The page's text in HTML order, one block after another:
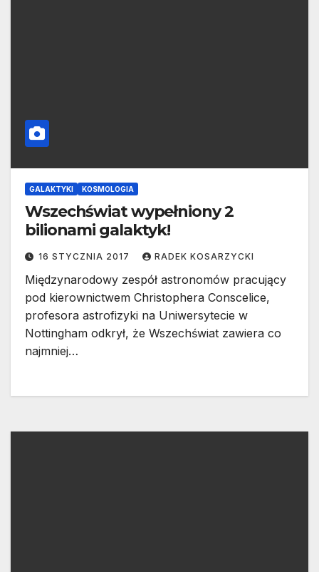
GALAKTYKI KOSMOLOGIA
Wszechświat wypełniony 2
bilionami galaktyk!
16 STYCZNIA 2017 RADEK KOSARZYCKI
Międzynarodowy zespół astronomów pracujący
pod kierownictwem Christophera Conscelice,
profesora astrofizyki na Uniwersytecie w
Nottingham odkrył, że Wszechświat zawiera co
najmniej…